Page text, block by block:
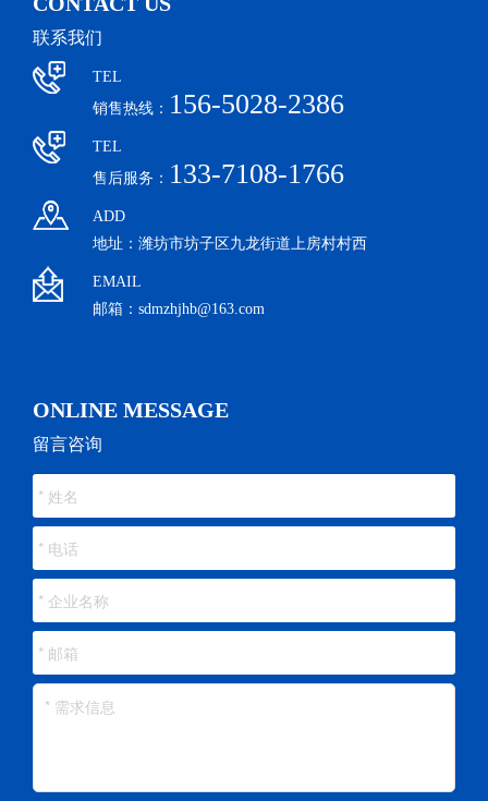
联系我们
TEL
销售热线： 156-5028-2386
TEL
售后服务： 133-7108-1766
ADD
地址：潍坊市坊子区九龙街道上房村村西
EMAIL
邮箱：sdmzhjhb@163.com
ONLINE MESSAGE
留言咨询